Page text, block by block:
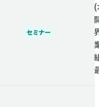
セミナー